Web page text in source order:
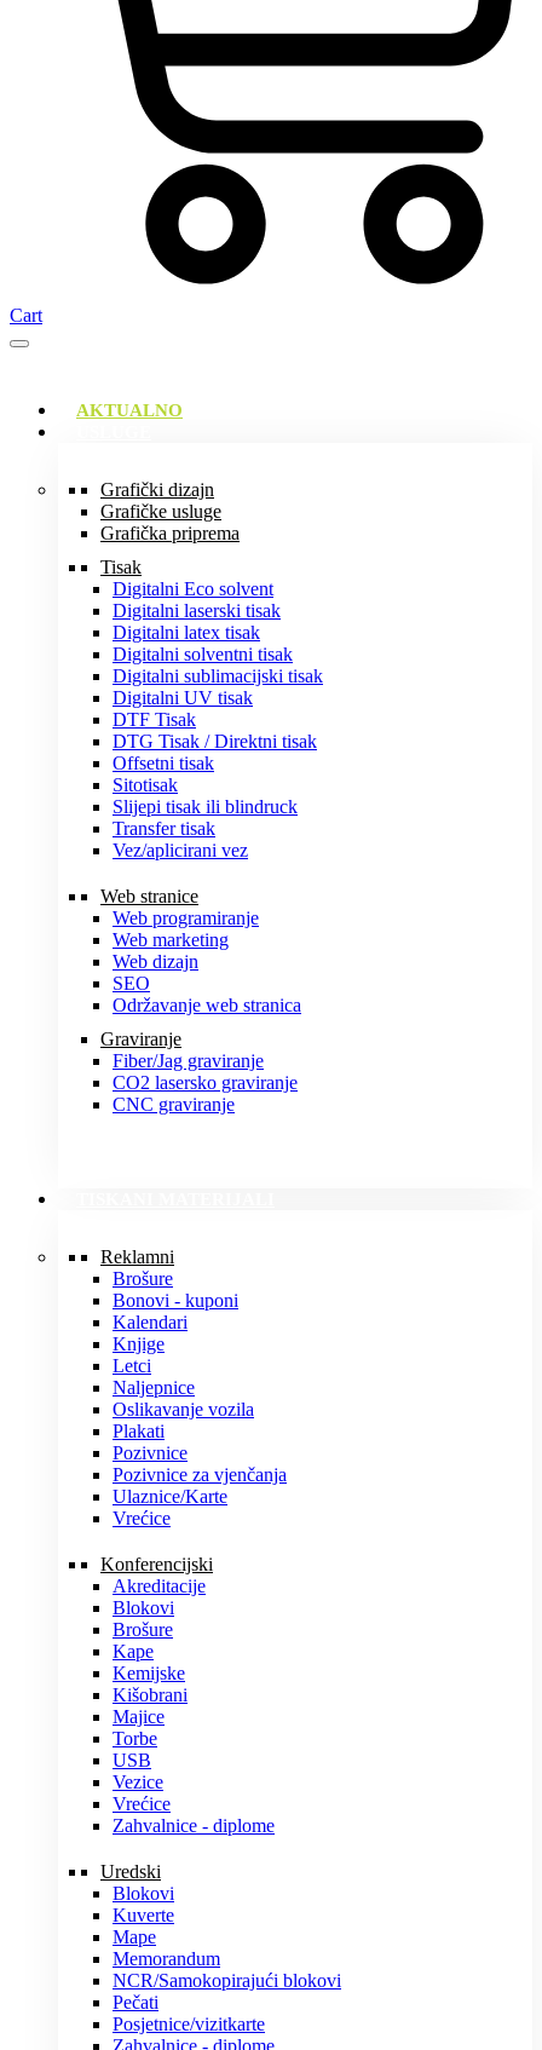
Cart
AKTUALNO
Grafički dizajn
Grafičke usluge
Grafička priprema
Tisak
Digitalni Eco solvent
Digitalni laserski tisak
Digitalni latex tisak
Digitalni solventni tisak
Digitalni sublimacijski tisak
Digitalni UV tisak
DTF Tisak
DTG Tisak / Direktni tisak
Offsetni tisak
Sitotisak
Slijepi tisak ili blindruck
Transfer tisak
Vez/aplicirani vez
Web stranice
Web programiranje
Web marketing
Web dizajn
SEO
Održavanje web stranica
Graviranje
Fiber/Jag graviranje
CO2 lasersko graviranje
CNC graviranje
Reklamni
Brošure
Bonovi - kuponi
Kalendari
Knjige
Letci
Naljepnice
Oslikavanje vozila
Plakati
Pozivnice
Pozivnice za vjenčanja
Ulaznice/Karte
Vrećice
Konferencijski
Akreditacije
Blokovi
Brošure
Kape
Kemijske
Kišobrani
Majice
Torbe
USB
Vezice
Vrećice
Zahvalnice - diplome
Uredski
Blokovi
Kuverte
Mape
Memorandum
NCR/Samokopirajući blokovi
Pečati
Posjetnice/vizitkarte
Zahvalnice - diplome